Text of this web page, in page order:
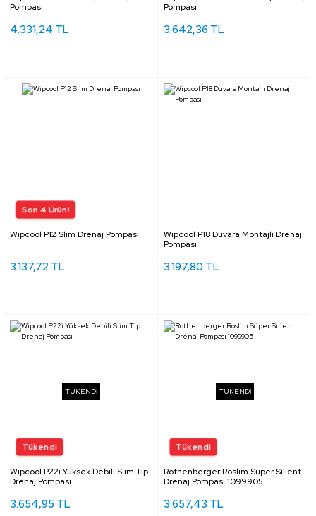
Pompası
4.331,24 TL
Pompası
3.642,36 TL
Wipcool P12 Slim Drenaj Pompası
3.137,72 TL
Wipcool P18 Duvara Montajlı Drenaj
Pompası
3.197,80 TL
TÜKENDİ
Wipcool P22i Yüksek Debili Slim Tip
Drenaj Pompası
3.654,95 TL
TÜKENDİ
Rothenberger Roslim Süper Silient
Drenaj Pompası 1099905
3.657,43 TL